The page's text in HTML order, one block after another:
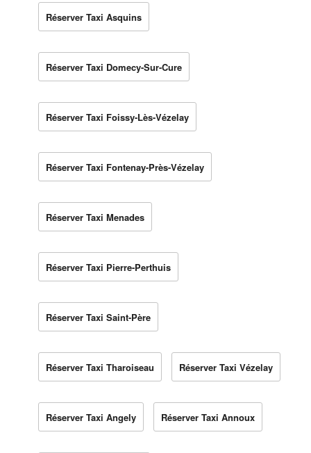
Réserver Taxi Asquins
Réserver Taxi Domecy-Sur-Cure
Réserver Taxi Foissy-Lès-Vézelay
Réserver Taxi Fontenay-Près-Vézelay
Réserver Taxi Menades
Réserver Taxi Pierre-Perthuis
Réserver Taxi Saint-Père
Réserver Taxi Tharoiseau Réserver Taxi Vézelay
Réserver Taxi Angely Réserver Taxi Annoux